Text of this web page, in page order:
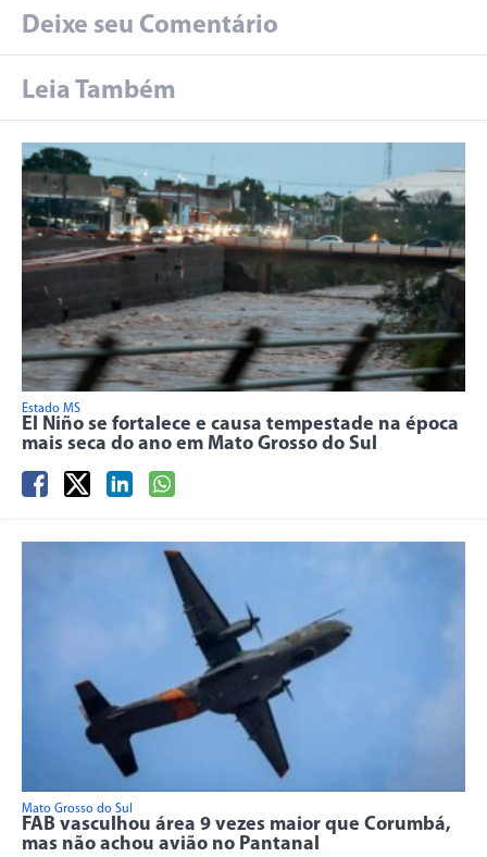
Deixe seu Comentário
Leia Também
Estado MS
El Niño se fortalece e causa tempestade na época
mais seca do ano em Mato Grosso do Sul
Mato Grosso do Sul
FAB vasculhou área 9 vezes maior que Corumbá,
mas não achou avião no Pantanal